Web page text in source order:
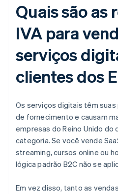
Quais são as
IVA para
serviços
clientes dos
Os serviços digitais têm
de fornecimento e causam
empresas do Reino Unido do
categoria. Se você vende
streaming, cursos online ou
lógica padrão B2C não se
Em vez disso, tanto as